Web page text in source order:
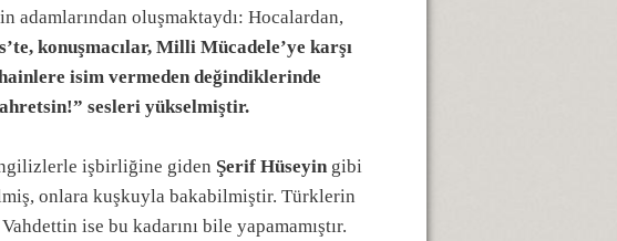
adamlarından oluşmaktaydı: Hocalardan,
konuşmacılar, Milli Mücadele’ye karşı
isim vermeden değindiklerinde
sesleri yükselmiştir.
İngilizlerle işbirliğine giden Şerif Hüseyin gibi
onlara kuşkuyla bakabilmiştir. Türklerin
ise bu kadarını bile yapamamıştır.